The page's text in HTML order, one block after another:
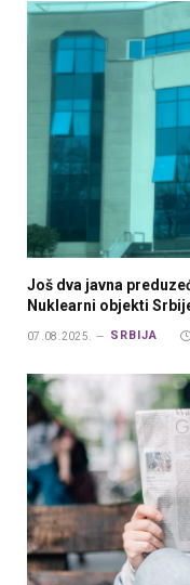
Još dva javna
Nuklearni objekti
07.08.2025. SRBIJA